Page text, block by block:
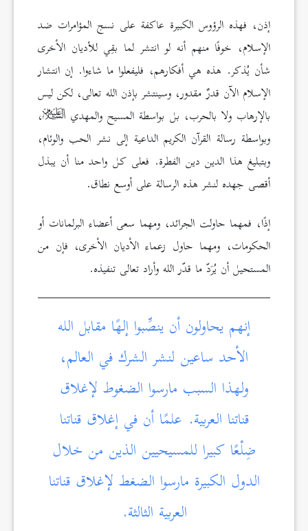
إذن، فهذه الرؤوس الكبيرة عاكفة على نسج المؤامرات ضد
الإسلام، خوفًا منهم أنه لو انتشر لما بقِي للأديان الأخرى
شأن يُذكر. هذه هي أفكارهم، فليفعلوا ما شاءوا. إن انتشار
الإسلام الآن قدرٌ مقدور، وسينتشر بإذن الله تعالى، لكن ليس
بالإرهاب ولا بالحرب، بل بواسطة المسيح والمهدي
،
وبواسطة رسالة القرآن الكريم الداعية إلى نشر الحب والوئام،
وبتبليغ هذا الدين دين الفطرة. فعلى كل واحد منا أن يبذل
أقصى جهده لنشر هذه الرسالة على أوسع نطاق.
إذًا، فمهما حاولت الجرائد، ومهما سعى أعضاء البرلمانات أو
الحكومات، ومهما حاول زعماء الأديان الأخرى، فإن من
المستحيل أن يُرَدّ ما قدّر الله وأراد تعالى تنفيذه.
إنهم يحاولون أن ينصِّبوا إلهًا مقابل الله
الأحد ساعين لنشر الشرك في العالم،
ولهذا السبب مارسوا الضغوط لإغلاق
قناتنا العربية. علمًا أن في إغلاق قناتنا
ضِلْعًا كبيرا للمسيحيين الذين من خلال
الدول الكبيرة مارسوا الضغط لإغلاق قناتنا
العربية الثالثة.